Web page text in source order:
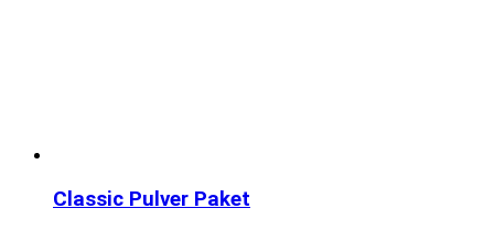
Classic Pulver Paket